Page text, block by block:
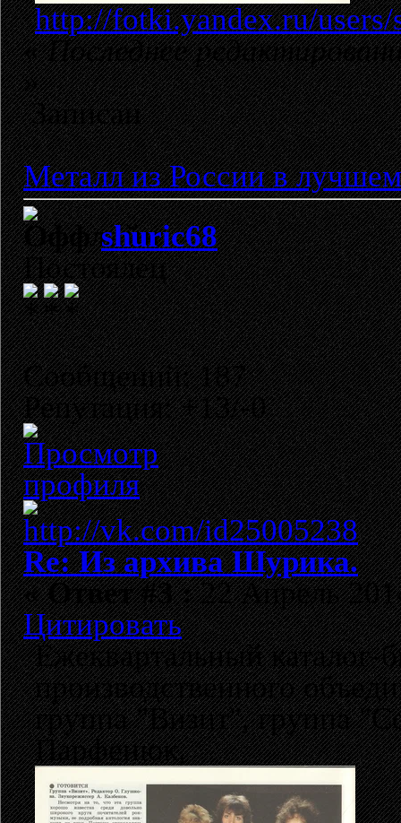
http://fotki.yandex.ru/
«Последнее
»
Записан
Металл из России в
shuric68
Постоялец
Сообщений: 187
Репутация: +13/-0
Re: Из архива Шурика.
«Ответ #3 :22 Апрель
Цитировать
Ежеквартальный
производственного
группа "Визит", группа
Парфенюк,